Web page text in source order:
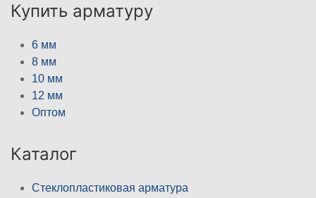
Купить арматуру
6 мм
8 мм
10 мм
12 мм
Оптом
Каталог
Стеклопластиковая арматура